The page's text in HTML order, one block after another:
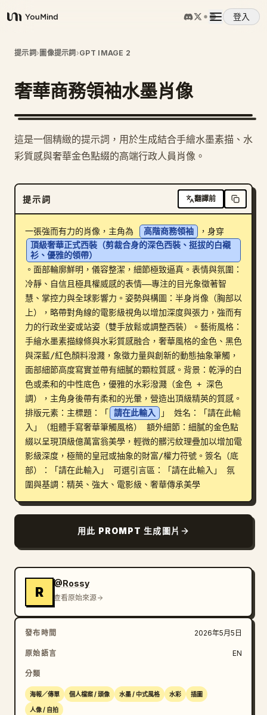
YouMind
登入
概覽
使用案例
定價
下載
部落格
更新
提示詞› 圖像提示詞 ›GPT IMAGE 2
奢華商務領袖水墨肖像
這是一個精緻的提示詞，用於生成結合手繪水墨素描、水
彩質感與奢華金色點綴的高端行政人員肖像。
提示詞 翻譯前
一張強而有力的肖像，主角為 高階商務領袖
，身穿
頂級奢華正式西裝（剪裁合身的深色西裝、挺拔的白襯
衫、優雅的領帶）
。面部輪廓鮮明，儀容整潔，細節極致逼真。表情與氛圍：
冷靜、自信且極具權威感的表情——專注的目光象徵著智
慧、掌控力與全球影響力。姿勢與構圖：半身肖像（胸部以
上），略帶對角線的電影級視角以增加深度與張力，強而有
力的行政坐姿或站姿（雙手放鬆或調整西裝）。藝術風格：
手繪水墨素描線條與水彩質感融合，奢華風格的金色、黑色
與深藍/紅色顏料潑濺，象徵力量與創新的動態抽象筆觸，
面部細節高度寫實並帶有細膩的顆粒質感。背景：乾淨的白
色或柔和的中性底色，優雅的水彩潑濺（金色 + 深色
調），主角身後帶有柔和的光暈，營造出頂級精英的質感。
排版元素：主標題：「
請在此輸入
」 姓名：「請在此輸
入」（粗體手寫奢華筆觸風格） 額外細節：細膩的金色點
綴以呈現頂級億萬富翁美學，輕微的髒污紋理疊加以增加電
影級深度，極簡的皇冠或抽象的財富/權力符號。簽名（底
部）：「請在此輸入」 可選引言區：「請在此輸入」 氛
圍與基調：精英、強大、電影級、奢華傳承美學
用此 PROMPT 生成圖片
R
@Rossy
查看原始來源
發布時間 2026年5月5日
原始語言 EN
分類
海報／傳單 個人檔案 / 頭像 水墨 / 中式風格 水彩 插圖
人像 / 自拍